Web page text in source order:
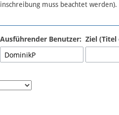
muss beachtet werden).
Ausführender Benutzer: Ziel (Titel